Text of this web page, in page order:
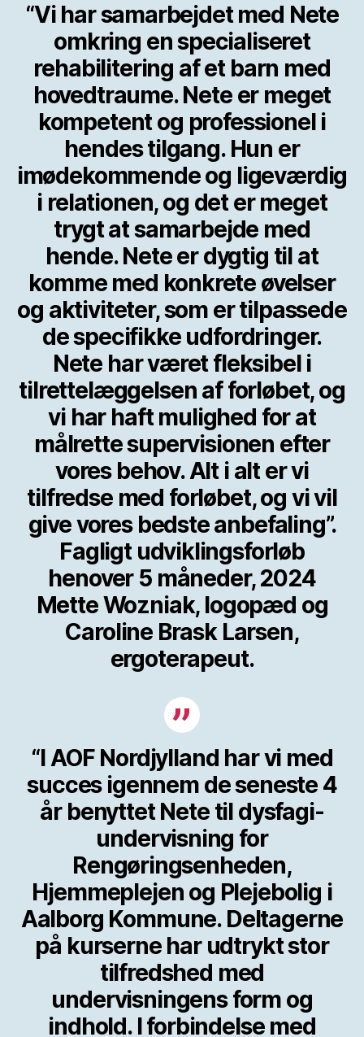
“Vi har samarbejdet med Nete
omkring en specialiseret
rehabilitering af et barn med
hovedtraume. Nete er meget
kompetent og professionel i
hendes tilgang. Hun er
imødekommende og ligeværdig
i relationen, og det er meget
trygt at samarbejde med
hende. Nete er dygtig til at
komme med konkrete øvelser
og aktiviteter, som er tilpassede
de specifikke udfordringer.
Nete har været fleksibel i
tilrettelæggelsen af forløbet, og
vi har haft mulighed for at
målrette supervisionen efter
vores behov. Alt i alt er vi
tilfredse med forløbet, og vi vil
give vores bedste anbefaling”.
Fagligt udviklingsforløb
henover 5 måneder, 2024
Mette Wozniak, logopæd og
Caroline Brask Larsen,
ergoterapeut.
“I AOF Nordjylland har vi med
succes igennem de seneste 4
år benyttet Nete til dysfagi-
undervisning for
Rengøringsenheden,
Hjemmeplejen og Plejebolig i
Aalborg Kommune. Deltagerne
på kurserne har udtrykt stor
tilfredshed med
undervisningens form og
indhold. I forbindelse med